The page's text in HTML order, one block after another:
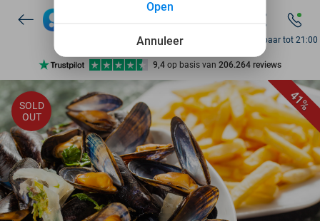
7 dagen per week beschikbaar
10+ miljoen leden
9,4 op basis van 206.264 reviews
Ontdek 15.000+ deals
7 dagen per week beschikbaar
10+ miljoen leden
Bereikbaar tot 21:00
41%
SOLD
OUT
Annuleer
Open